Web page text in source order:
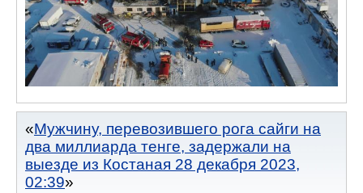
Мужчину, перевозившего рога сайги на
два миллиарда тенге, задержали на
выезде из Костаная 28 декабря 2023,
02:39